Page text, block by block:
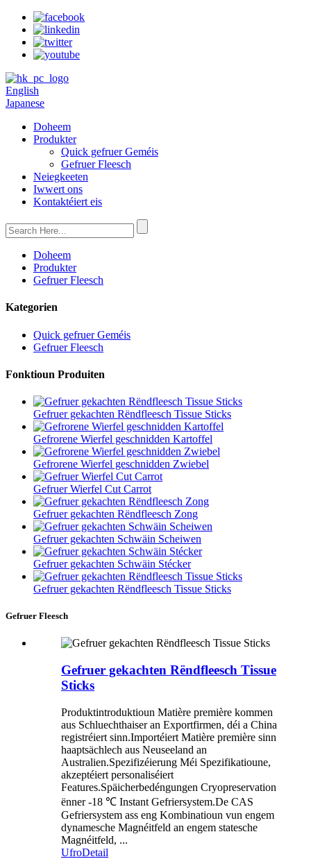
English
Japanese
Doheem
Produkter
Quick gefruer Geméis
Gefruer Fleesch
Neiegkeeten
Iwwert ons
Kontaktéiert eis
Doheem
Produkter
Gefruer Fleesch
Kategorien
Quick gefruer Geméis
Gefruer Fleesch
Fonktioun Produiten
Gefruer gekachten Rëndfleesch Tissue Sticks
Gefrorene Wierfel geschnidden Kartoffel
Gefrorene Wierfel geschnidden Zwiebel
Gefruer Wierfel Cut Carrot
Gefruer gekachten Rëndfleesch Zong
Gefruer gekachten Schwäin Scheiwen
Gefruer gekachten Schwäin Stécker
Gefruer gekachten Rëndfleesch Tissue Sticks
Gefruer Fleesch
Gefruer gekachten Rëndfleesch Tissue
Sticks
Produktintroduktioun Matière première kommen
aus Schluechthaiser an Exportfirmen, déi a China
registréiert sinn.Importéiert Matière première sinn
haaptsächlech aus Neuseeland an
Australien.Spezifizéierung Méi Spezifikatioune,
akzeptéiert personaliséiert
Features.Späicherbedéngungen Cryopreservation
ënner -18 ℃ Instant Gefriersystem.De CAS
Gefriersystem ass eng Kombinatioun vun engem
dynamesche Magnéitfeld an engem statesche
Magnéitfeld, ...
UfroDetail